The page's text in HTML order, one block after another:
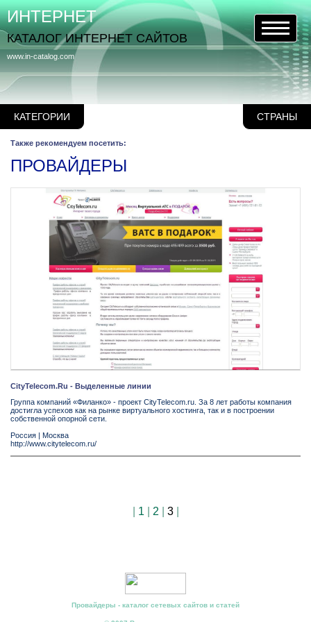
КАТЕГОРИИ СТРАНЫ
www.in-catalog.com
ИНТЕРНЕТ
КАТАЛОГ ИНТЕРНЕТ САЙТОВ
Также рекомендуем посетить:
ПРОВАЙДЕРЫ
CityTelecom.Ru - Выделенные линии
Группа компаний «Филанко» - проект CityTelecom.ru. За 8 лет работы компания
достигла успехов как на рынке виртуального хостинга, так и в построении
собственной опорной сети.
Россия
Москва
http://www.citytelecom.ru/
1| 2| 3|
Провайдеры - каталог сетевых сайтов и статей